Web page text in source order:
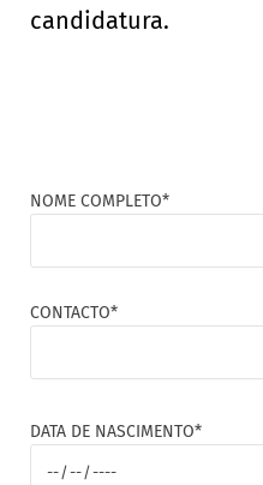
candidatura.
NOME COMPLETO*
CONTACTO*
DATA DE NASCIMENTO*